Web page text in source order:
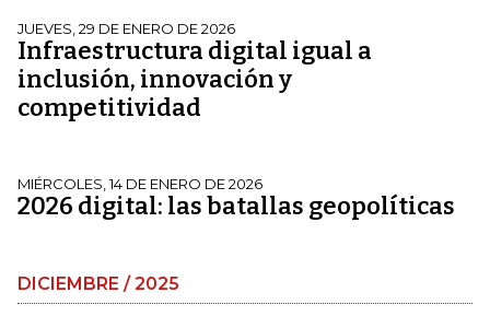
JUEVES, 29 DE ENERO DE 2026
Infraestructura digital igual a
inclusión, innovación y
competitividad
MIÉRCOLES, 14 DE ENERO DE 2026
2026 digital: las batallas geopolíticas
DICIEMBRE / 2025